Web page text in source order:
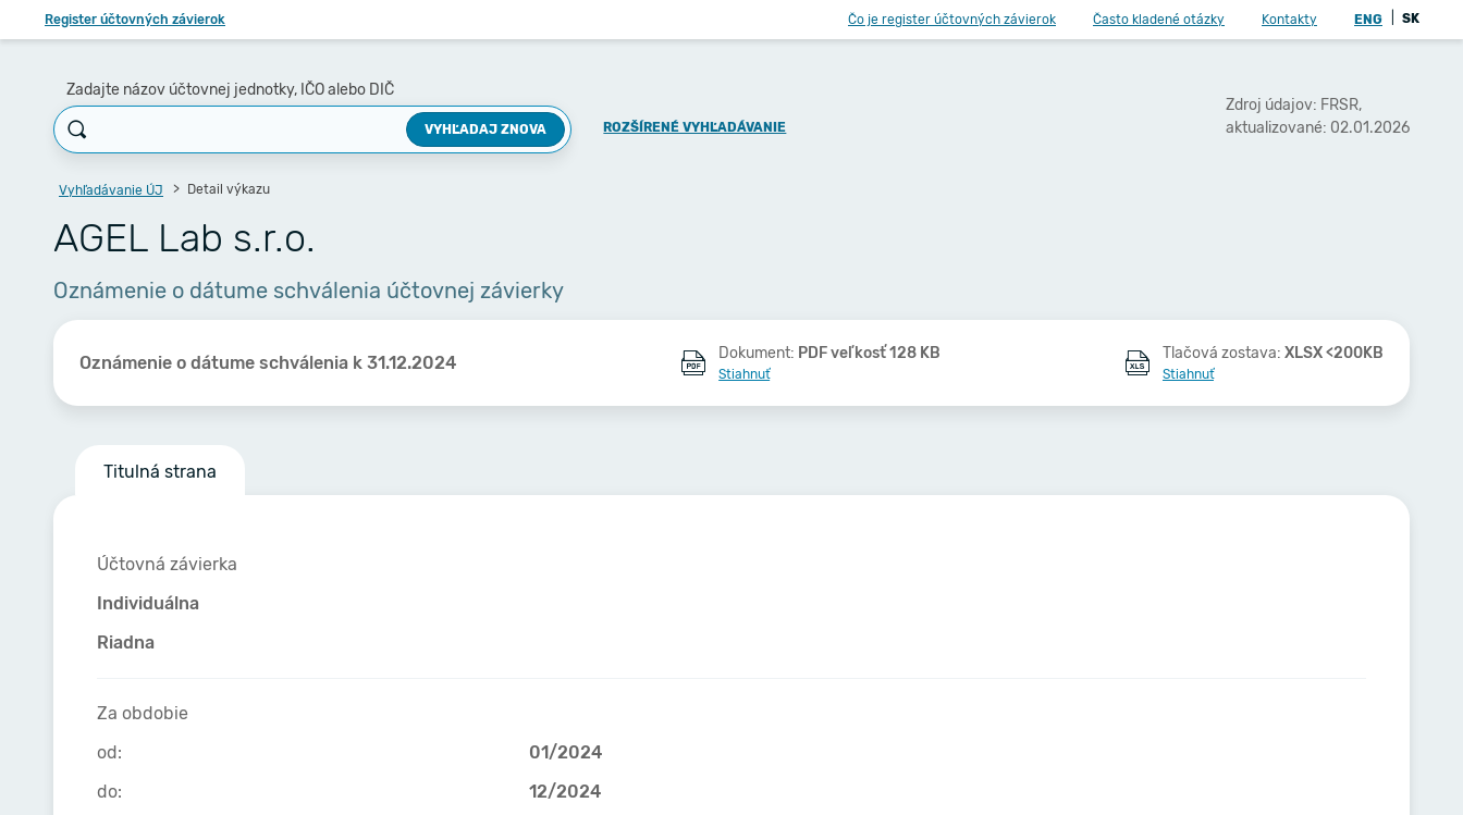
Register účtovných závierok Čo je register účtovných závierok Často kladené otázky Kontakty ENG SK
Zadajte názov účtovnej jednotky, IČO alebo DIČ
VYHĽADAJ ZNOVA ROZŠÍRENÉ VYHĽADÁVANIE
Zdroj údajov: FRSR,
aktualizované: 02.01.2026
Vyhľadávanie ÚJ Detail výkazu
AGEL Lab s.r.o.
Oznámenie o dátume schválenia účtovnej závierky
Oznámenie o dátume schválenia k 31.12.2024 Dokument: PDF veľkosť 128 KB
Stiahnuť
Tlačová zostava: XLSX <200KB
Stiahnuť
Titulná strana
Účtovná závierka
Individuálna
Riadna
Za obdobie
od:
01/2024
do:
12/2024